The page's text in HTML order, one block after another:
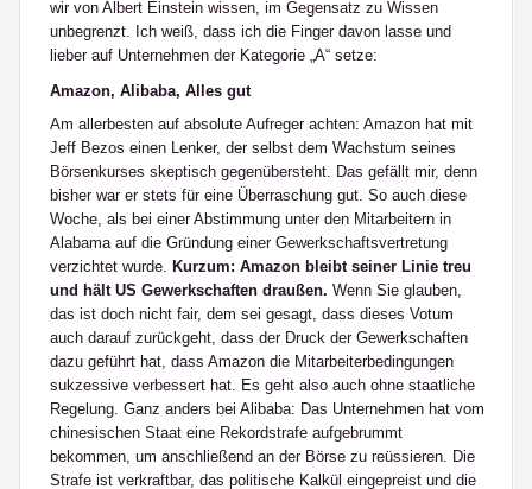
wir von Albert Einstein wissen, im Gegensatz zu Wissen
unbegrenzt. Ich weiß, dass ich die Finger davon lasse und
lieber auf Unternehmen der Kategorie „A“ setze:
Amazon, Alibaba, Alles gut
Am allerbesten auf absolute Aufreger achten: Amazon hat mit
Jeff Bezos einen Lenker, der selbst dem Wachstum seines
Börsenkurses skeptisch gegenübersteht. Das gefällt mir, denn
bisher war er stets für eine Überraschung gut. So auch diese
Woche, als bei einer Abstimmung unter den Mitarbeitern in
Alabama auf die Gründung einer Gewerkschaftsvertretung
verzichtet wurde. Kurzum: Amazon bleibt seiner Linie treu
und hält US Gewerkschaften draußen. Wenn Sie glauben,
das ist doch nicht fair, dem sei gesagt, dass dieses Votum
auch darauf zurückgeht, dass der Druck der Gewerkschaften
dazu geführt hat, dass Amazon die Mitarbeiterbedingungen
sukzessive verbessert hat. Es geht also auch ohne staatliche
Regelung. Ganz anders bei Alibaba: Das Unternehmen hat vom
chinesischen Staat eine Rekordstrafe aufgebrummt
bekommen, um anschließend an der Börse zu reüssieren. Die
Strafe ist verkraftbar, das politische Kalkül eingepreist und die